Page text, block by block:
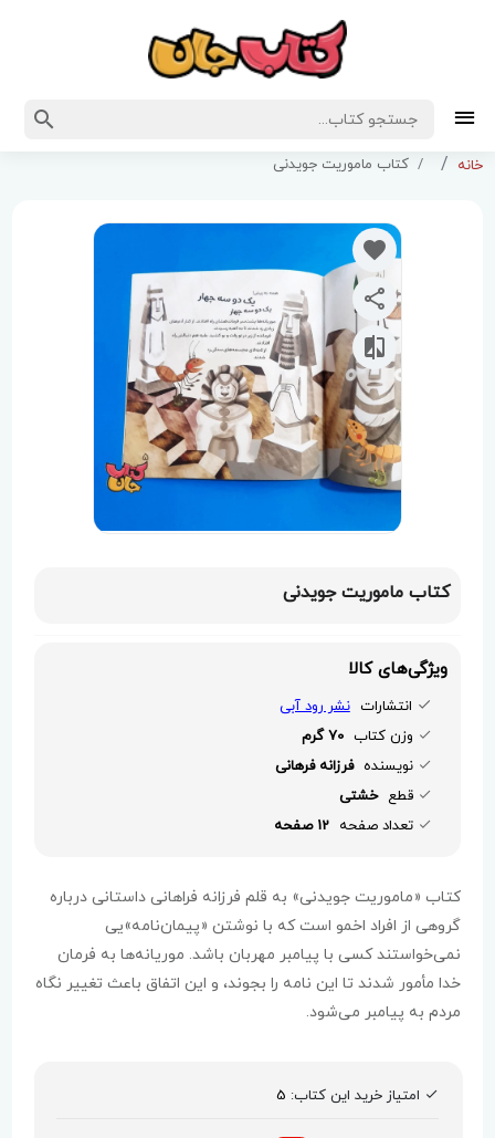
خانه کتاب ماموریت جویدنی
کتاب ماموریت جویدنی
ویژگی‌های کالا
انتشارات نشر رود آبی
وزن کتاب 70 گرم
نویسنده فرزانه فرهانی
قطع خشتی
تعداد صفحه 12 صفحه
کتاب «ماموریت جویدنی» به قلم فرزانه فراهانی داستانی درباره
گروهی از افراد اخمو است که با نوشتن «پیمان‌نامه»یی
نمی‌خواستند کسی با پیامبر مهربان باشد. موریانه‌ها به فرمان
خدا مأمور شدند تا این نامه را بجوند، و این اتفاق باعث تغییر نگاه
مردم به پیامبر می‌شود.
امتیاز خرید این کتاب: 5